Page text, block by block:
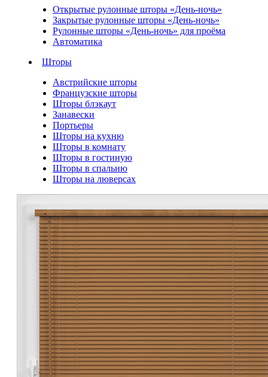
Открытые рулонные шторы «День-ночь»
Закрытые рулонные шторы «День-ночь»
Рулонные шторы «День-ночь» для проёма
Автоматика
Шторы
Австрийские шторы
Французские шторы
Шторы блэкаут
Занавески
Портьеры
Шторы на кухню
Шторы в комнату
Шторы в гостиную
Шторы в спальню
Шторы на люверсах